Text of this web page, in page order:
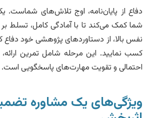
دفاع از پایان‌نامه، اوج تلاش‌های
شما کمک می‌کند تا با آمادگی کامل، تسلط بر
نفس بالا، از دستاوردهای پژوهشی خود دفاع
کسب نمایید. این مرحله شامل تمرین
احتمالی و تقویت مهارت‌های پاسخگویی است.
ویژگی‌های یک مشاوره